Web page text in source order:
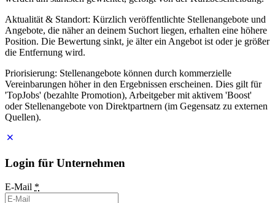
Aktualität & Standort: Kürzlich veröffentlichte Stellenangebote und
Angebote, die näher an deinem Suchort liegen, erhalten eine höhere
Position. Die Bewertung sinkt, je älter ein Angebot ist oder je größer
die Entfernung wird.
Priorisierung: Stellenangebote können durch kommerzielle
Vereinbarungen höher in den Ergebnissen erscheinen. Dies gilt für
'TopJobs' (bezahlte Promotion), Arbeitgeber mit aktivem 'Boost'
oder Stellenangebote von Direktpartnern (im Gegensatz zu externen
Quellen).
Login für Unternehmen
E-Mail *